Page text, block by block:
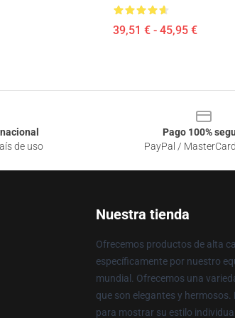
39,51 € - 45,95 €
de uso
Pago 100%
PayPal /
Nuestra tienda
Ofrecemos productos de alta
específicamente por nuestro
mundial. Ofrecemos una
que son elegantes y hermosos.
para mostrar su estilo